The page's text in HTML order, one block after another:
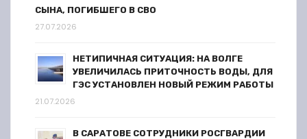
СЫНА, ПОГИБШЕГО В СВО
27.07.2026
НЕТИПИЧНАЯ СИТУАЦИЯ: НА ВОЛГЕ
УВЕЛИЧИЛАСЬ ПРИТОЧНОСТЬ ВОДЫ, ДЛЯ
ГЭС УСТАНОВЛЕН НОВЫЙ РЕЖИМ РАБОТЫ
21.07.2026
В САРАТОВЕ СОТРУДНИКИ РОСГВАРДИИ